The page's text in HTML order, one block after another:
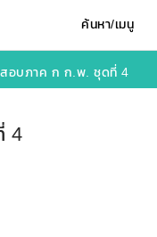
ค้นหา/เมนู
อบภาค ก ก.พ. ชุดที่ 4
4